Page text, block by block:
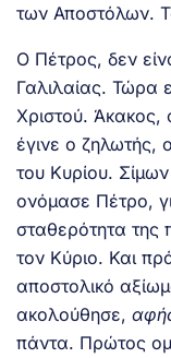
των Αποστόλων.
Ο Πέτρος, δεν
Γαλιλαίας. Τώρα
Χριστού. Άκακος,
έγινε ο ζηλωτής,
του Κυρίου.
ονόμασε Πέτρο,
σταθερότητα της
τον Κύριο. Και
αποστολικό
ακολούθησε,
πάντα. Πρώτος